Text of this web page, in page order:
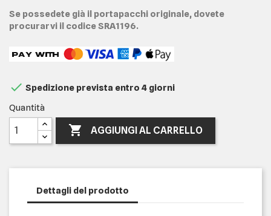
Se possedete già il portapacchi originale, dovete
procurarvi il codice SRA1196.
 Spedizione prevista entro 4 giorni
Quantità
 AGGIUNGI AL CARRELLO
Dettagli del prodotto